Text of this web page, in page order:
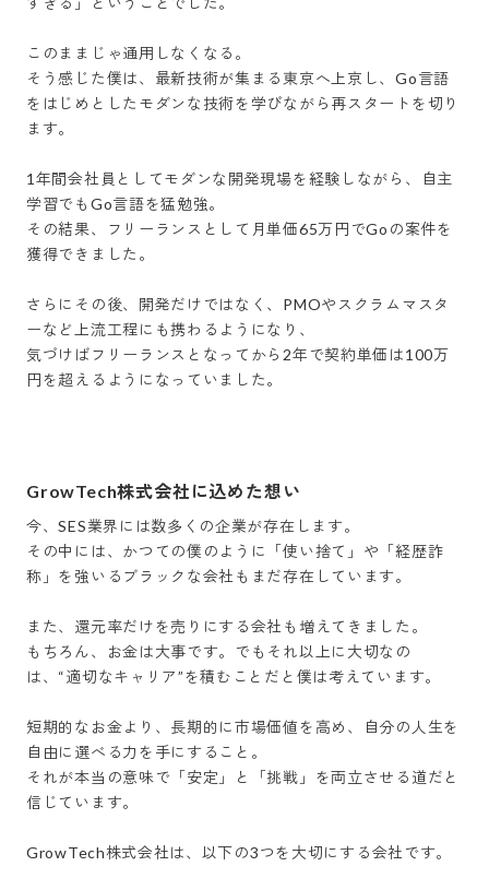
このままじゃ通用しなくなる。
そう感じた僕は、最新技術が集まる東京へ上京し、Go言語
をはじめとしたモダンな技術を学びながら再スタートを切り
ます。
1年間会社員としてモダンな開発現場を経験しながら、自主
学習でもGo言語を猛勉強。
その結果、フリーランスとして月単価65万円でGoの案件を
獲得できました。
さらにその後、開発だけではなく、PMOやスクラムマスタ
ーなど上流工程にも携わるようになり、
気づけばフリーランスとなってから2年で契約単価は100万
円を超えるようになっていました。
GrowTech株式会社に込めた想い
今、SES業界には数多くの企業が存在します。
その中には、かつての僕のように「使い捨て」や「経歴詐
称」を強いるブラックな会社もまだ存在しています。
また、還元率だけを売りにする会社も増えてきました。
もちろん、お金は大事です。でもそれ以上に大切なの
は、“適切なキャリア”を積むことだと僕は考えています。
短期的なお金より、長期的に市場価値を高め、自分の人生を
自由に選べる力を手にすること。
それが本当の意味で「安定」と「挑戦」を両立させる道だと
信じています。
GrowTech株式会社は、以下の3つを大切にする会社です。